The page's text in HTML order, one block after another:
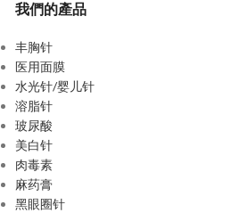
我們的產品
丰胸针
医用面膜
水光针/婴儿针
溶脂针
玻尿酸
美白针
肉毒素
麻药膏
黑眼圈针